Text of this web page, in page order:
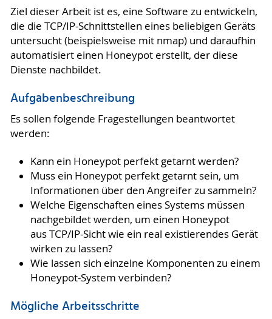
Ziel dieser Arbeit ist es, eine Software zu entwickeln,
die die TCP/IP-Schnittstellen eines beliebigen Geräts
untersucht (beispielsweise mit nmap) und daraufhin
automatisiert einen Honeypot erstellt, der diese
Dienste nachbildet.
Aufgabenbeschreibung
Es sollen folgende Fragestellungen beantwortet
werden:
Kann ein Honeypot perfekt getarnt werden?
Muss ein Honeypot perfekt getarnt sein, um
Informationen über den Angreifer zu sammeln?
Welche Eigenschaften eines Systems müssen
nachgebildet werden, um einen Honeypot
aus TCP/IP-Sicht wie ein real existierendes Gerät
wirken zu lassen?
Wie lassen sich einzelne Komponenten zu einem
Honeypot-System verbinden?
Mögliche Arbeitsschritte